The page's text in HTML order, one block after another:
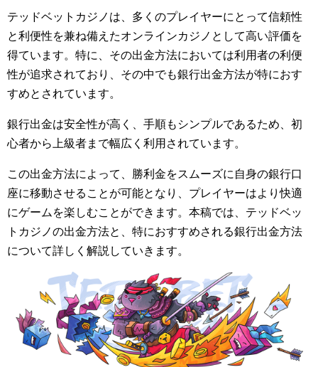
テッドベットカジノは、多くのプレイヤーにとって信頼性
と利便性を兼ね備えたオンラインカジノとして高い評価を
得ています。特に、その出金方法においては利用者の利便
性が追求されており、その中でも銀行出金方法が特におす
すめとされています。
銀行出金は安全性が高く、手順もシンプルであるため、初
心者から上級者まで幅広く利用されています。
この出金方法によって、勝利金をスムーズに自身の銀行口
座に移動させることが可能となり、プレイヤーはより快適
にゲームを楽しむことができます。本稿では、テッドベッ
トカジノの出金方法と、特におすすめされる銀行出金方法
について詳しく解説していきます。